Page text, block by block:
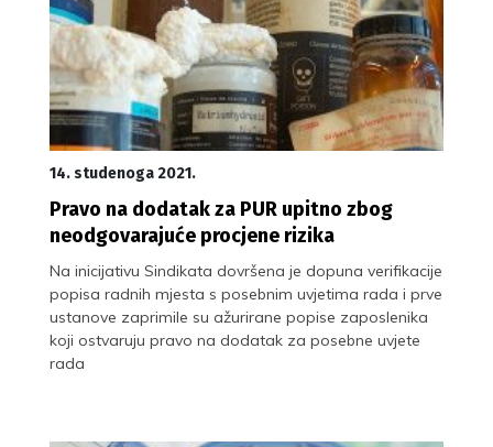
14. studenoga 2021.
Pravo na dodatak za PUR upitno zbog
neodgovarajuće procjene rizika
Na inicijativu Sindikata dovršena je dopuna verifikacije
popisa radnih mjesta s posebnim uvjetima rada i prve
ustanove zaprimile su ažurirane popise zaposlenika
koji ostvaruju pravo na dodatak za posebne uvjete
rada